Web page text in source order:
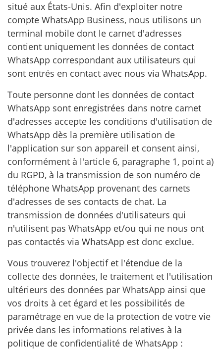
situé aux États-Unis. Afin d'exploiter notre
compte WhatsApp Business, nous utilisons un
terminal mobile dont le carnet d'adresses
contient uniquement les données de contact
WhatsApp correspondant aux utilisateurs qui
sont entrés en contact avec nous via WhatsApp.
Toute personne dont les données de contact
WhatsApp sont enregistrées dans notre carnet
d'adresses accepte les conditions d'utilisation de
WhatsApp dès la première utilisation de
l'application sur son appareil et consent ainsi,
conformément à l'article 6, paragraphe 1, point a)
du RGPD, à la transmission de son numéro de
téléphone WhatsApp provenant des carnets
d'adresses de ses contacts de chat. La
transmission de données d'utilisateurs qui
n'utilisent pas WhatsApp et/ou qui ne nous ont
pas contactés via WhatsApp est donc exclue.
Vous trouverez l'objectif et l'étendue de la
collecte des données, le traitement et l'utilisation
ultérieurs des données par WhatsApp ainsi que
vos droits à cet égard et les possibilités de
paramétrage en vue de la protection de votre vie
privée dans les informations relatives à la
politique de confidentialité de WhatsApp :